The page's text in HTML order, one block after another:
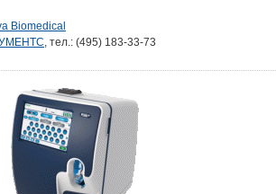
Biomedical
, тел.: (495) 183-33-73